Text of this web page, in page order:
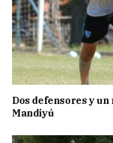
Dos defensores y
Mandiyú